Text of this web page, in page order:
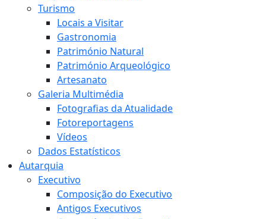
Turismo
Locais a Visitar
Gastronomia
Património Natural
Património Arqueológico
Artesanato
Galeria Multimédia
Fotografias da Atualidade
Fotoreportagens
Vídeos
Dados Estatísticos
Autarquia
Executivo
Composição do Executivo
Antigos Executivos